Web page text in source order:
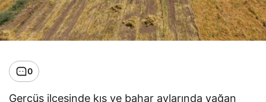
0
Gercüş ilçesinde kış ve bahar aylarında yağan